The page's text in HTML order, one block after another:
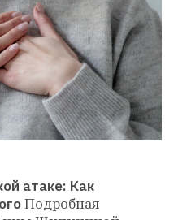
атаке: Как
Подробная